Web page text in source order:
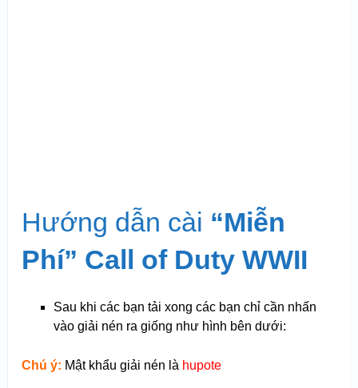
Hướng dẫn cài “Miễn
Phí” Call of Duty WWII
Sau khi các bạn tải xong các bạn chỉ cần nhấn
vào giải nén ra giống như hình bên dưới:
Chú ý: Mật khẩu giải nén là hupote